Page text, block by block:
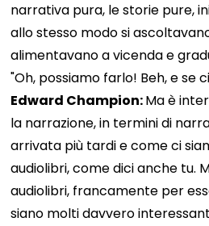
narrativa pura, le storie pure,
allo stesso modo si
alimentavano a vicenda e
"Oh, possiamo farlo! Beh, e se
Edward Champion:Ma è
la narrazione, in termini di
arrivata più tardi e come ci
audiolibri, come dici anche tu.
audiolibri, francamente per
siano molti davvero